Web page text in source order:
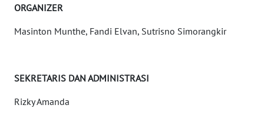
ORGANIZER
Masinton Munthe, Fandi Elvan, Sutrisno Simorangkir
SEKRETARIS DAN ADMINISTRASI
Rizky Amanda
JATIM
BALI
WN